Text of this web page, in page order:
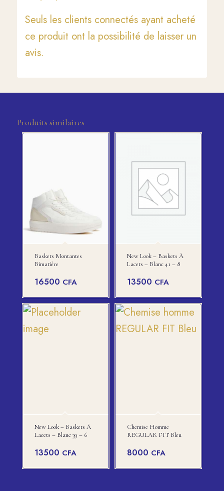
Seuls les clients connectés ayant acheté
ce produit ont la possibilité de laisser un
avis.
Produits similaires
Baskets Montantes
Bimatière
16500 CFA
New Look – Baskets À
Lacets – Blanc 41 – 8
13500 CFA
New Look – Baskets À
Lacets – Blanc 39 – 6
13500 CFA
Chemise Homme
REGULAR FIT Bleu
8000 CFA